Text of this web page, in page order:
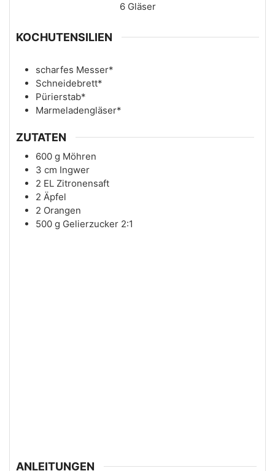
6 Gläser
KOCHUTENSILIEN
scharfes Messer*
Schneidebrett*
Pürierstab*
Marmeladengläser*
ZUTATEN
600 g Möhren
3 cm Ingwer
2 EL Zitronensaft
2 Äpfel
2 Orangen
500 g Gelierzucker 2:1
ANLEITUNGEN